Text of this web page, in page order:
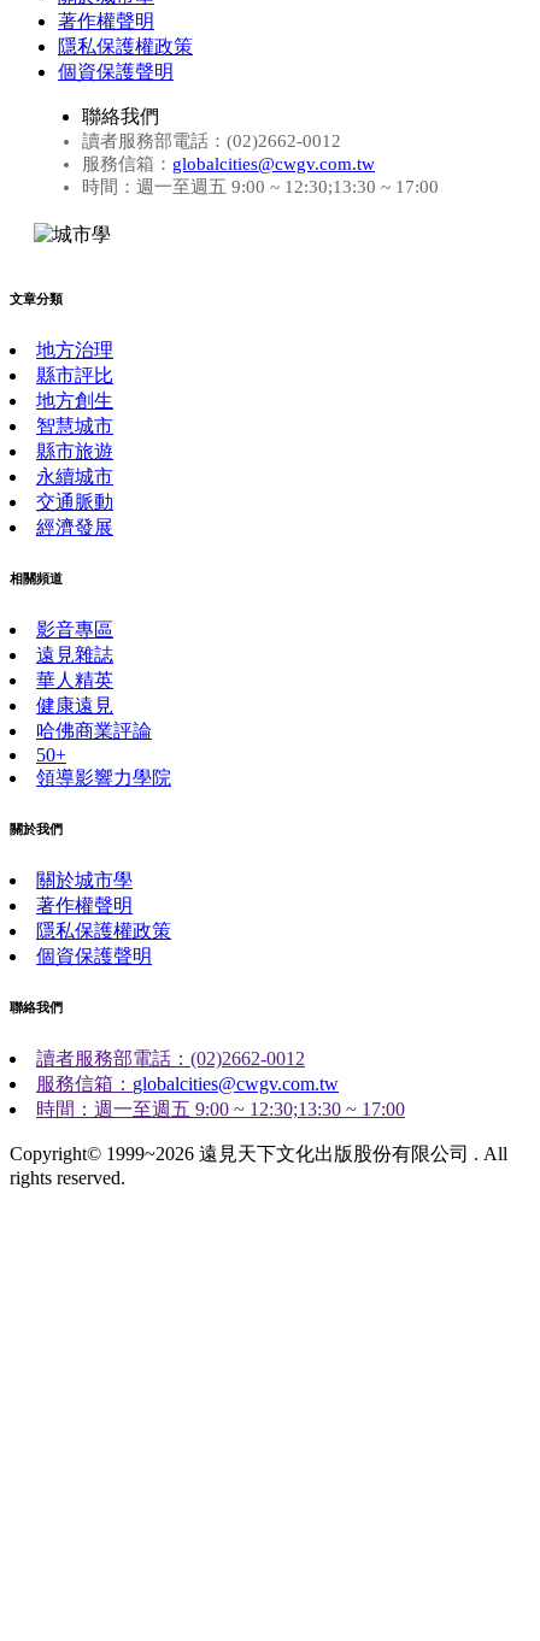
著作權聲明
隱私保護權政策
個資保護聲明
聯絡我們
讀者服務部電話：(02)2662-0012
服務信箱： globalcities@cwgv.com.tw
時間：週一至週五 9:00 ~ 12:30;13:30 ~ 17:00
文章分類
地方治理
縣市評比
地方創生
智慧城市
縣市旅遊
永續城市
交通脈動
經濟發展
相關頻道
影音專區
遠見雜誌
華人精英
健康遠見
哈佛商業評論
50+
領導影響力學院
關於我們
關於城市學
著作權聲明
隱私保護權政策
個資保護聲明
聯絡我們
讀者服務部電話：(02)2662-0012
服務信箱： globalcities@cwgv.com.tw
時間：週一至週五 9:00 ~ 12:30;13:30 ~ 17:00
Copyright© 1999~2026 遠見天下文化出版股份有限公司 . All
rights reserved.